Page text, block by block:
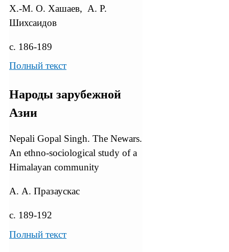
Х.-М. О. Хашаев, А. Р.
Шихсаидов
с. 186-189
Полный текст
Народы зарубежной
Азии
Nepali Gopal Singh. The Newars.
An ethno-sociological study of a
Himalayan community
А. А. Празаускас
с. 189-192
Полный текст